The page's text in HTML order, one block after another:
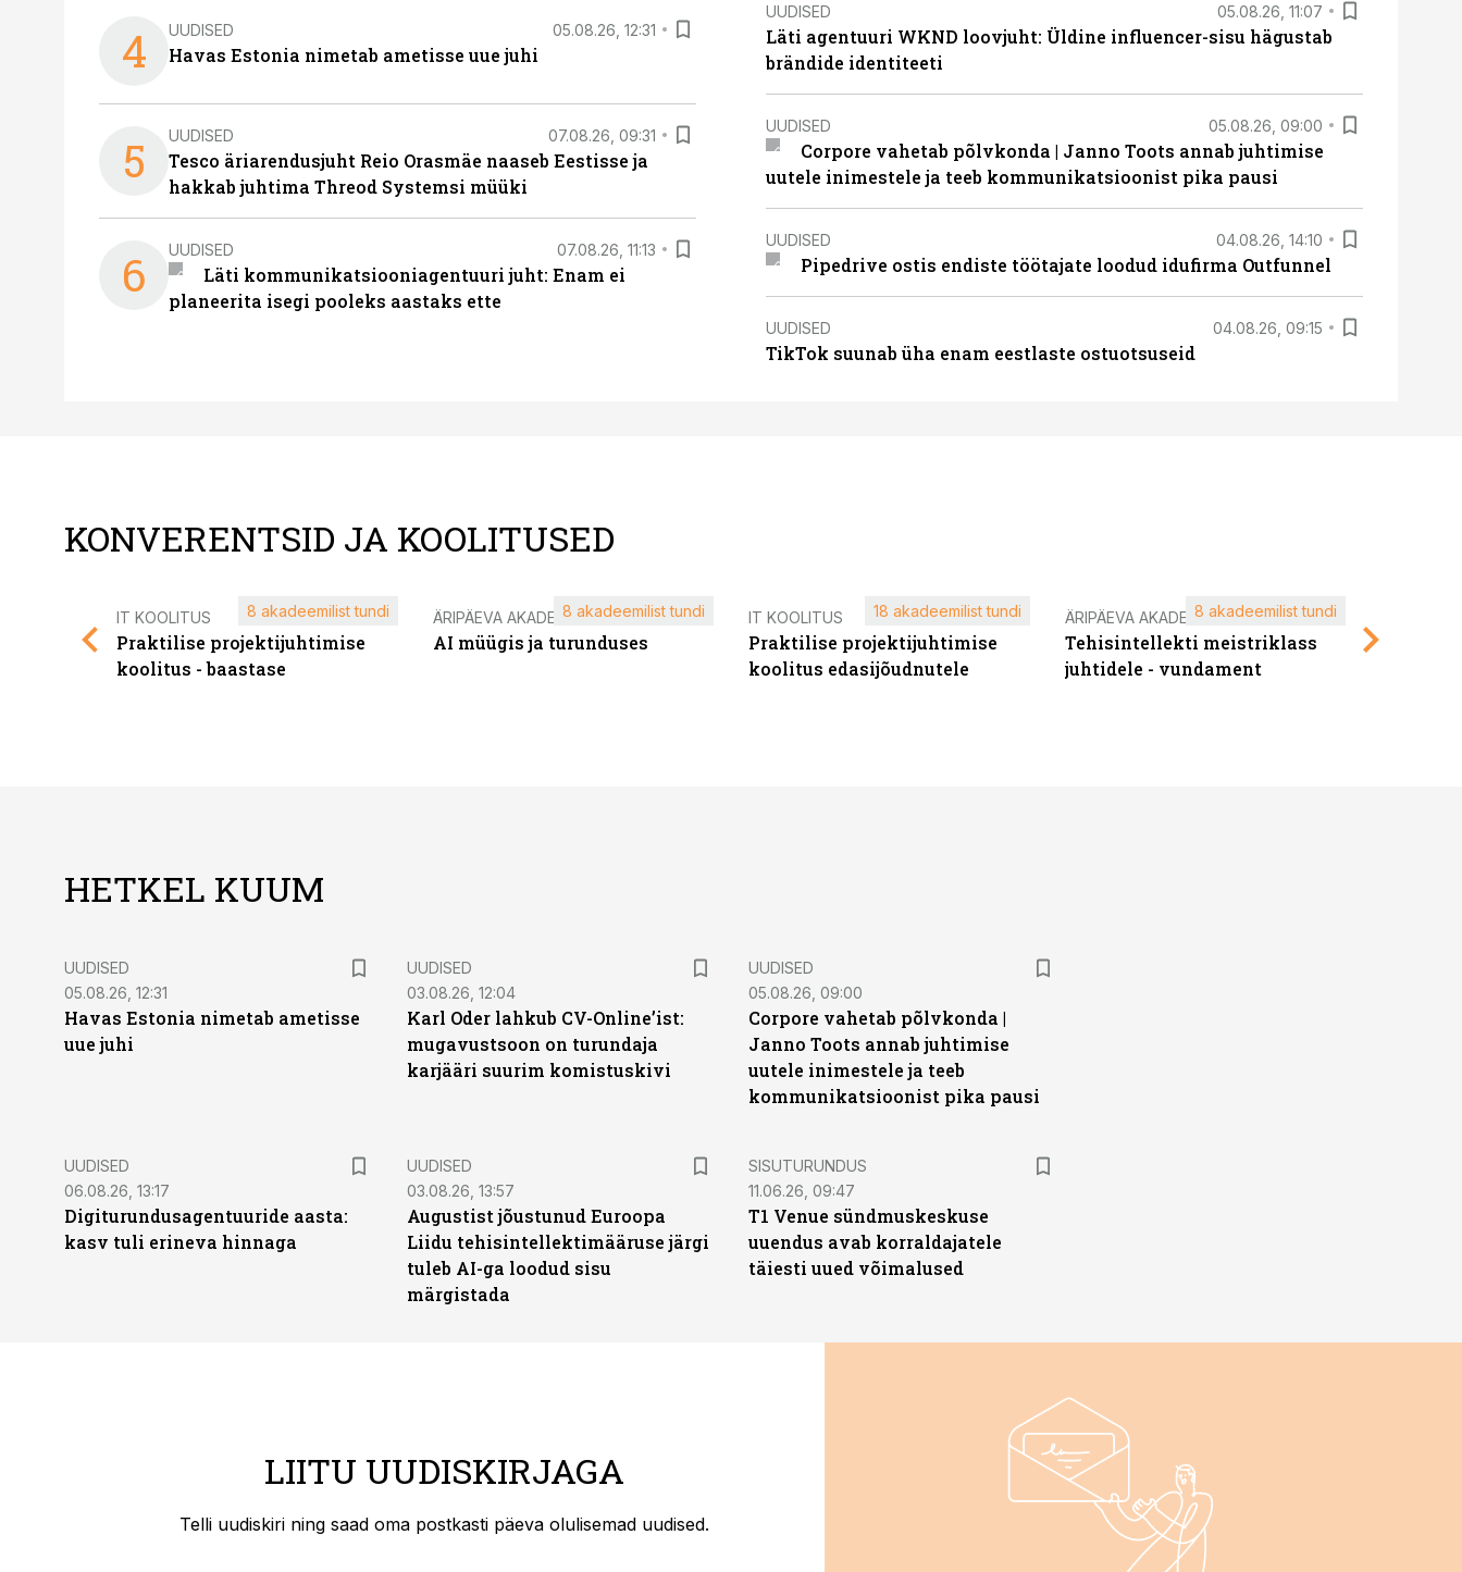
4 UUDISED 05.08.26, 12:31
Havas Estonia nimetab ametisse uue juhi
5 UUDISED 07.08.26, 09:31
Tesco äriarendusjuht Reio Orasmäe naaseb Eestisse ja
hakkab juhtima Threod Systemsi müüki
6 UUDISED 07.08.26, 11:13
Läti kommunikatsiooniagentuuri juht: Enam ei
planeerita isegi pooleks aastaks ette
UUDISED 05.08.26, 11:07
Läti agentuuri WKND loovjuht: Üldine influencer-sisu hägustab
brändide identiteeti
UUDISED 05.08.26, 09:00
Corpore vahetab põlvkonda | Janno Toots annab juhtimise
uutele inimestele ja teeb kommunikatsioonist pika pausi
UUDISED 04.08.26, 14:10
Pipedrive ostis endiste töötajate loodud idufirma Outfunnel
UUDISED 04.08.26, 09:15
TikTok suunab üha enam eestlaste ostuotsuseid
KONVERENTSID JA KOOLITUSED
IT KOOLITUS
Praktilise projektijuhtimise
koolitus - baastase
8 akadeemilist tundi ÄRIPÄEVA AKADEEMIA
AI müügis ja turunduses
8 akadeemilist tundi IT KOOLITUS
Praktilise projektijuhtimise
koolitus edasijõudnutele
18 akadeemilist tundi ÄRIPÄEVA AKADEEMIA
Tehisintellekti meistriklass
juhtidele - vundament
8 akadeemilist tundi
HETKEL KUUM
UUDISED
05.08.26, 12:31
Havas Estonia nimetab ametisse
uue juhi
UUDISED
03.08.26, 12:04
Karl Oder lahkub CV-Online’ist:
mugavustsoon on turundaja
karjääri suurim komistuskivi
UUDISED
05.08.26, 09:00
Corpore vahetab põlvkonda |
Janno Toots annab juhtimise
uutele inimestele ja teeb
kommunikatsioonist pika pausi
UUDISED
06.08.26, 13:17
Digiturundusagentuuride aasta:
kasv tuli erineva hinnaga
UUDISED
03.08.26, 13:57
Augustist jõustunud Euroopa
Liidu tehisintellektimääruse järgi
tuleb AI-ga loodud sisu
märgistada
ST
SISUTURUNDUS
11.06.26, 09:47
T1 Venue sündmuskeskuse
uuendus avab korraldajatele
täiesti uued võimalused
LIITU UUDISKIRJAGA
Telli uudiskiri ning saad oma postkasti päeva olulisemad uudised.